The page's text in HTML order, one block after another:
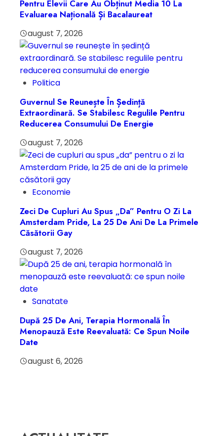
Pentru Elevii Care Au Obținut Media 10 La
Evaluarea Națională Și Bacalaureat
august 7, 2026
Politica
Guvernul Se Reunește În Ședință
Extraordinară. Se Stabilesc Regulile Pentru
Reducerea Consumului De Energie
august 7, 2026
Economie
Zeci De Cupluri Au Spus „da” Pentru O Zi La
Amsterdam Pride, La 25 De Ani De La Primele
Căsătorii Gay
august 7, 2026
Sanatate
După 25 De Ani, Terapia Hormonală În
Menopauză Este Reevaluată: Ce Spun Noile
Date
august 6, 2026